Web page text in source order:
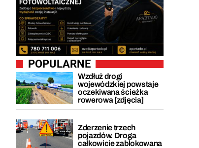
POPULARNE
Wzdłuż drogi
wojewódzkiej powstaje
oczekiwana ścieżka
rowerowa [zdjęcia]
Zderzenie trzech
pojazdów. Droga
całkowicie zablokowana